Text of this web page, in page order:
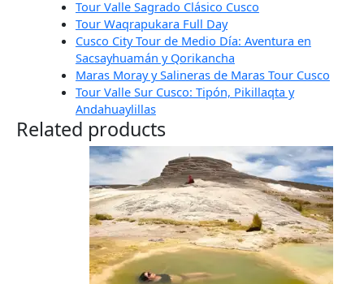
Tour Valle Sagrado Clásico Cusco
Tour Waqrapukara Full Day
Cusco City Tour de Medio Día: Aventura en
Sacsayhuamán y Qorikancha
Maras Moray y Salineras de Maras Tour Cusco
Tour Valle Sur Cusco: Tipón, Pikillaqta y
Andahuaylillas
Related products